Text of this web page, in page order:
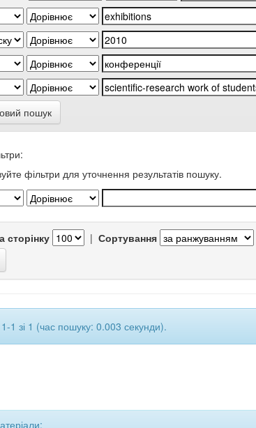
пошук
фільтри для уточнення результатів пошуку.
сторінку | Сортування
1-1 зі 1 (час пошуку: 0.003 секунди).